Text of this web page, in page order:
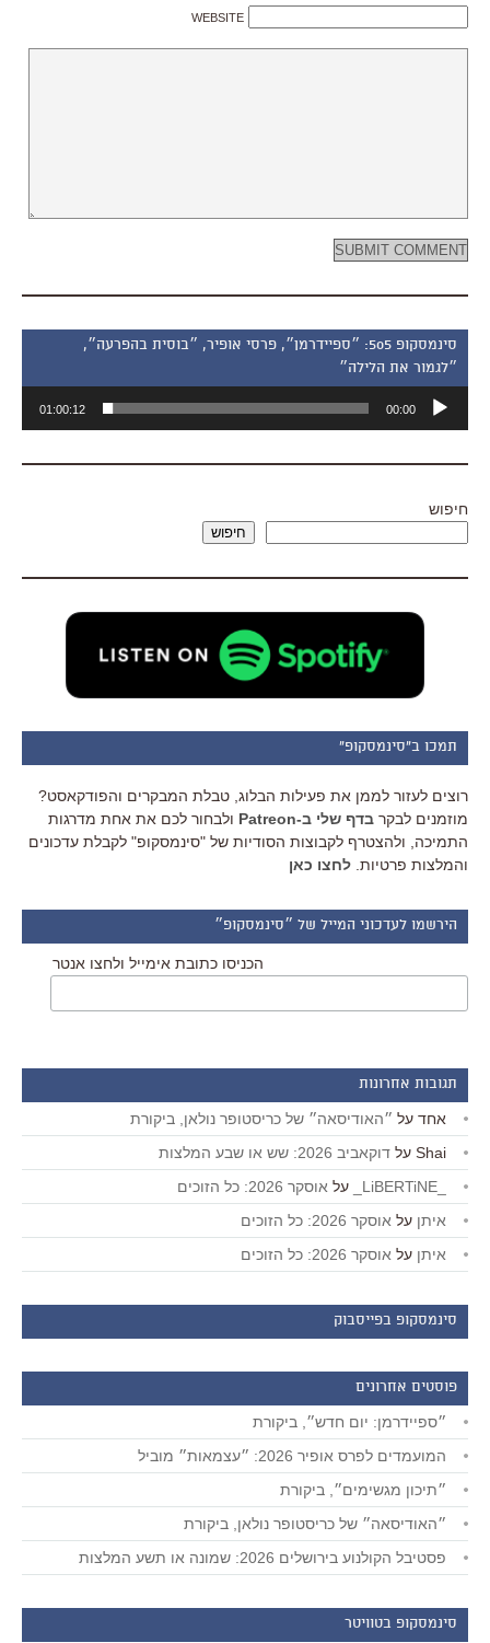
WEBSITE
סינמסקופ 505: ״ספיידרמן״, פרסי אופיר, ״בוסית בהפרעה״,
״לגמור את הלילה״
אודיו
00:00
01:00:12
חיפוש
חיפוש
תמכו ב"סינמסקופ"
רוצים לעזור לממן את פעילות הבלוג, טבלת המבקרים והפודקאסט?
מוזמנים לבקר בדף שלי ב-Patreon
ולבחור לכם את אחת מדרגות
התמיכה, ולהצטרף לקבוצות הסודיות של "סינמסקופ" לקבלת עדכונים
והמלצות פרטיות. לחצו כאן
הירשמו לעדכוני המייל של ״סינמסקופ״
הכניסו כתובת אימייל ולחצו אנטר
תגובות אחרונות
אחד על ״האודיסאה״ של כריסטופר נולאן, ביקורת
Shai על דוקאביב 2026: שש או שבע המלצות
על אוסקר 2026: כל הזוכים
איתן על אוסקר 2026: כל הזוכים
איתן על אוסקר 2026: כל הזוכים
סינמסקופ בפייסבוק
פוסטים אחרונים
״ספיידרמן: יום חדש״, ביקורת
המועמדים לפרס אופיר 2026: ״עצמאות״ מוביל
״תיכון מגשימים״, ביקורת
״האודיסאה״ של כריסטופר נולאן, ביקורת
פסטיבל הקולנוע בירושלים 2026: שמונה או תשע המלצות
סינמסקופ בטוויטר